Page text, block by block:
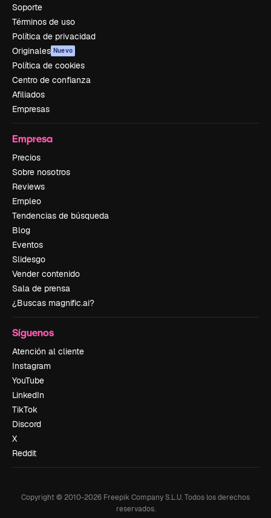
Soporte
Términos de uso
Política de privacidad
Originales Nuevo
Política de cookies
Centro de confianza
Afiliados
Empresas
Empresa
Precios
Sobre nosotros
Reviews
Empleo
Tendencias de búsqueda
Blog
Eventos
Slidesgo
Vender contenido
Sala de prensa
¿Buscas magnific.ai?
Síguenos
Atención al cliente
Instagram
YouTube
LinkedIn
TikTok
Discord
X
Reddit
Copyright © 2010-2026 Freepik Company S.L.U.Todos los derechos
reservados.